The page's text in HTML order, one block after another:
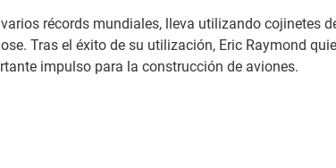
varios récords mundiales, lleva utilizando
Tras el éxito de su utilización, Eric Raymond
impulso para la construcción de aviones.